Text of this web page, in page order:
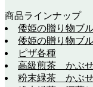
商品ラインナップ
倭姫の贈り物ブ
倭姫の贈り物ブ
ピザ各種
高級煎茶 かぶせ
粉末緑茶 かぶせ